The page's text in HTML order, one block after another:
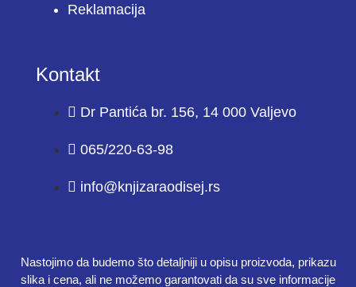
Reklamacija
Kontakt
Dr Pantića br. 156, 14 000 Valjevo
065/220-63-98
info@knjizaraodisej.rs
Nastojimo da budemo što detaljniji u opisu proizvoda, prikazu
slika i cena, ali ne možemo garantovati da su sve informacije